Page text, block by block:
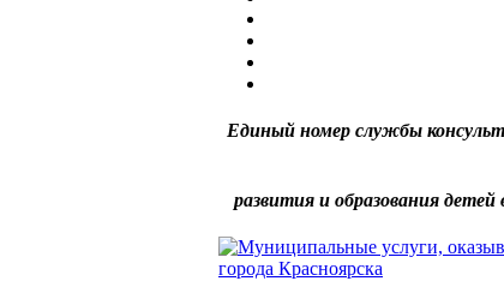
Единый номер службы
развития и образования